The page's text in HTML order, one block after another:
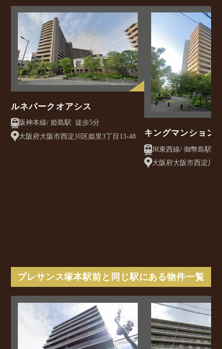
ルネパークオアシス
阪神本線/ 姫島駅 徒歩5分
大阪府大阪市西淀川区姫里3丁目13-48
キングマンション
ネ御幣島イースト
大阪府大阪市西淀川
プレサンス塚本駅前と同じ駅にある物件一覧